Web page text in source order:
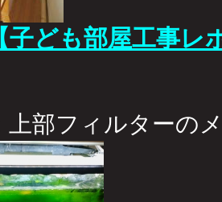
子ども部屋工事レ
上部フィルターの